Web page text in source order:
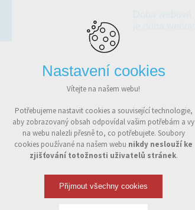
projekt je součástíSTUDIE
Nastavení cookies
Vítejte na našem webu!
Potřebujeme nastavit cookies a související technologie,
aby zobrazovaný obsah odpovídal vašim potřebám a vy
na webu nalezli přesně to, co potřebujete. Soubory
cookies používané na našem webu nikdy neslouží ke
zjišťování totožnosti uživatelů stránek.
Přijmout všechny cookies